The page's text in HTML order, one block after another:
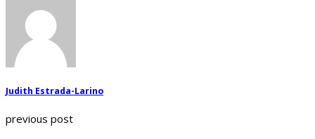
Judith Estrada-Larino
previous post